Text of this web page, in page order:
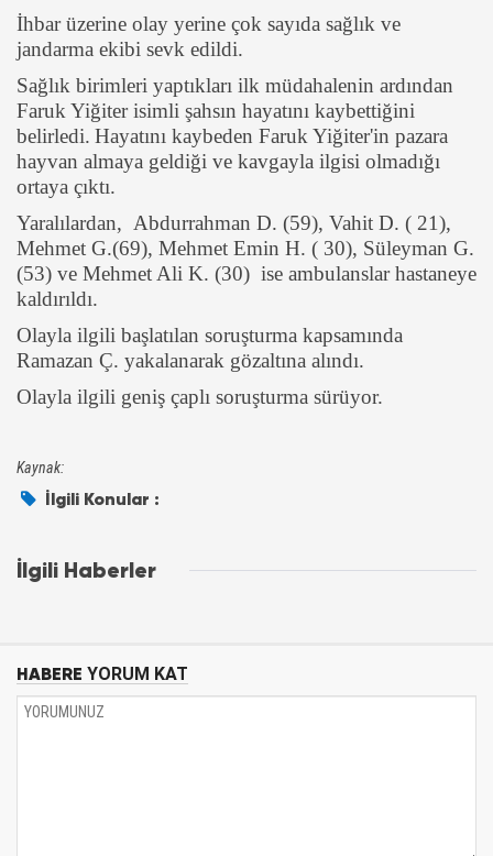
İhbar üzerine olay yerine çok sayıda sağlık ve
jandarma ekibi sevk edildi.
Sağlık birimleri yaptıkları ilk müdahalenin ardından
Faruk Yiğiter isimli şahsın hayatını kaybettiğini
belirledi. Hayatını kaybeden Faruk Yiğiter'in pazara
hayvan almaya geldiği ve kavgayla ilgisi olmadığı
ortaya çıktı.
Yaralılardan, Abdurrahman D. (59), Vahit D. ( 21),
Mehmet G.(69), Mehmet Emin H. ( 30), Süleyman G.
(53) ve Mehmet Ali K. (30) ise ambulanslar hastaneye
kaldırıldı.
Olayla ilgili başlatılan soruşturma kapsamında
Ramazan Ç. yakalanarak gözaltına alındı.
Olayla ilgili geniş çaplı soruşturma sürüyor.
Kaynak:
İlgili Konular :
İlgili Haberler
HABERE YORUM KAT